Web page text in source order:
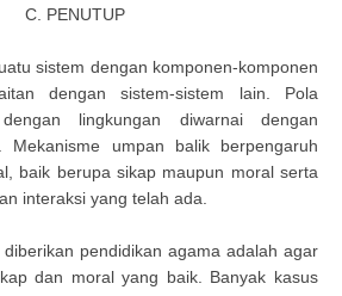
C. PENUTUP
sistem dengan komponen-komponen
dengan sistem-sistem lain. Pola
lingkungan diwarnai dengan
Mekanisme umpan balik berpengaruh
baik berupa sikap maupun moral serta
interaksi yang telah ada.
pendidikan agama adalah agar
dan moral yang baik. Banyak kasus